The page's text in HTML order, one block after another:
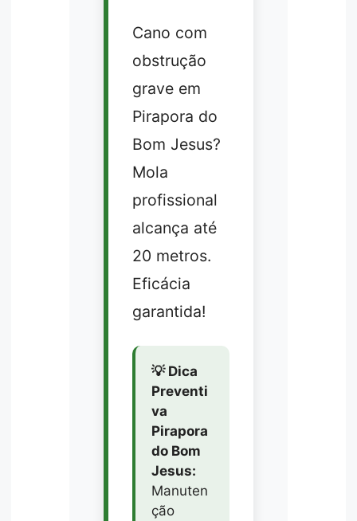
Cano com
obstrução
grave em
Pirapora do
Bom Jesus?
Mola
profissional
alcança até
20 metros.
Eficácia
garantida!
💡 Dica
Preventi
va
Pirapora
do Bom
Jesus:
Manuten
ção